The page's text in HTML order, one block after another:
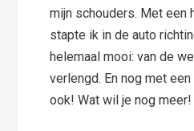
mijn schouders. Met een
stapte ik in de auto
helemaal mooi: van de
verlengd. En nog met
ook! Wat wil je nog meer!